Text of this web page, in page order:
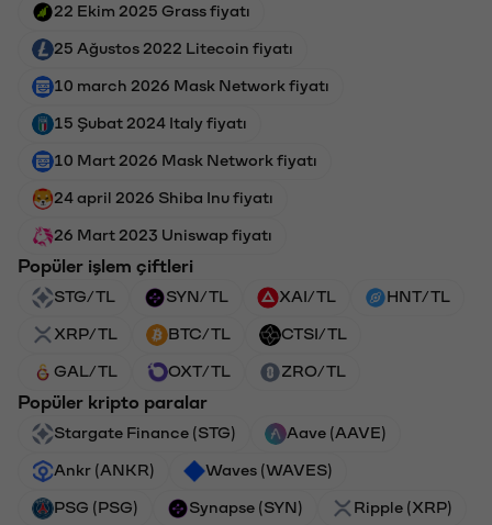
22 Ekim 2025 Grass fiyatı
25 Ağustos 2022 Litecoin fiyatı
10 march 2026 Mask Network fiyatı
15 Şubat 2024 Italy fiyatı
10 Mart 2026 Mask Network fiyatı
24 april 2026 Shiba Inu fiyatı
26 Mart 2023 Uniswap fiyatı
Popüler işlem çiftleri
STG/TL SYN/TL XAI/TL HNT/TL
XRP/TL BTC/TL CTSI/TL
GAL/TL OXT/TL ZRO/TL
Popüler kripto paralar
Stargate Finance (STG) Aave (AAVE)
Ankr (ANKR) Waves (WAVES)
PSG (PSG) Synapse (SYN) Ripple (XRP)